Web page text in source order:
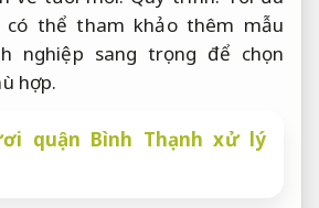
có thể tham khảo thêm mẫu
nghiệp sang trọng để chọn
hợp.
quận Bình Thạnh xử lý